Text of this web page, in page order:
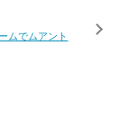
ムでムアント